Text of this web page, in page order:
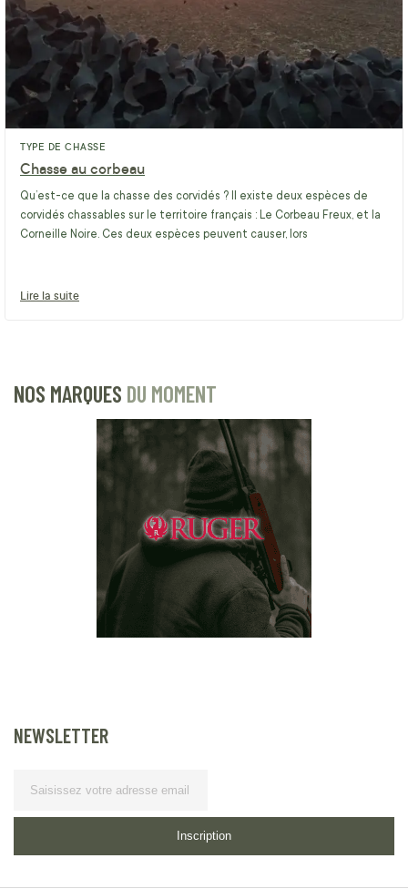
TYPE DE CHASSE
Chasse au corbeau
Qu’est-ce que la chasse des corvidés ? Il existe deux espèces de
corvidés chassables sur le territoire français : Le Corbeau Freux, et la
Corneille Noire. Ces deux espèces peuvent causer, lors
Lire la suite
NOS MARQUES DU MOMENT
NEWSLETTER
Inscription